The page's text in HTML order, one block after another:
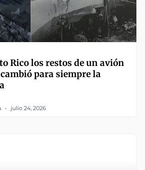
Rico los restos de un avión
para siempre la
julio 24, 2026